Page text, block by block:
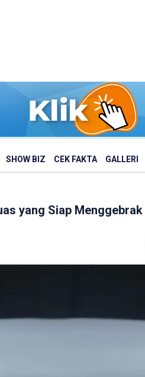
SHOW BIZ CEK FAKTA GALLERI
yang Siap Menggebrak